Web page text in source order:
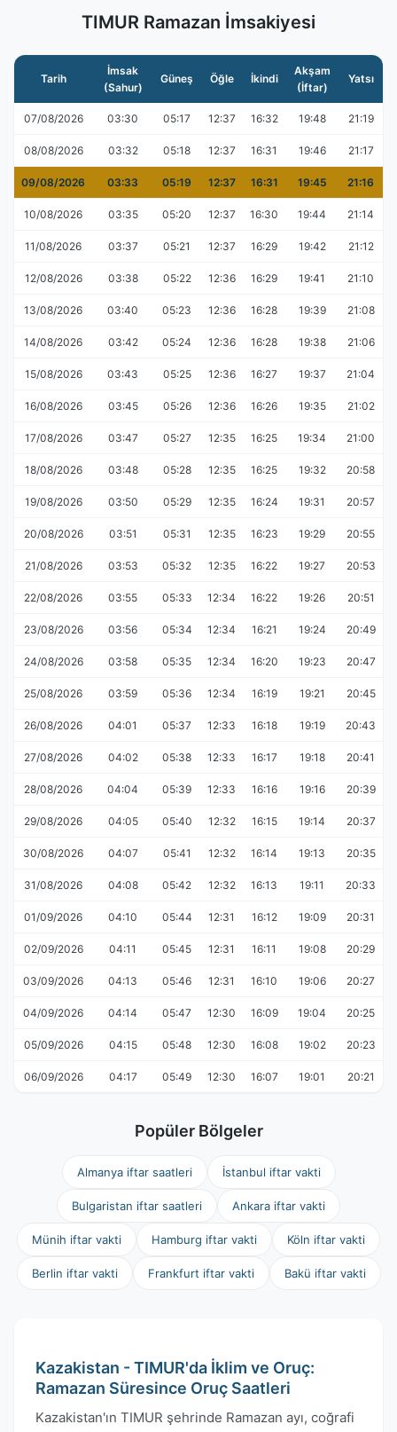
TIMUR Ramazan İmsakiyesi
Tarih
İmsak
(Sahur)
Güneş Öğle İkindi
Akşam
(İftar)
Yatsı
07/08/2026 03:30 05:17 12:37 16:32 19:48 21:19
08/08/2026 03:32 05:18 12:37 16:31 19:46 21:17
09/08/2026 03:33 05:19 12:37 16:31 19:45 21:16
10/08/2026 03:35 05:20 12:37 16:30 19:44 21:14
11/08/2026 03:37 05:21 12:37 16:29 19:42 21:12
12/08/2026 03:38 05:22 12:36 16:29 19:41 21:10
13/08/2026 03:40 05:23 12:36 16:28 19:39 21:08
14/08/2026 03:42 05:24 12:36 16:28 19:38 21:06
15/08/2026 03:43 05:25 12:36 16:27 19:37 21:04
16/08/2026 03:45 05:26 12:36 16:26 19:35 21:02
17/08/2026 03:47 05:27 12:35 16:25 19:34 21:00
18/08/2026 03:48 05:28 12:35 16:25 19:32 20:58
19/08/2026 03:50 05:29 12:35 16:24 19:31 20:57
20/08/2026 03:51 05:31 12:35 16:23 19:29 20:55
21/08/2026 03:53 05:32 12:35 16:22 19:27 20:53
22/08/2026 03:55 05:33 12:34 16:22 19:26 20:51
23/08/2026 03:56 05:34 12:34 16:21 19:24 20:49
24/08/2026 03:58 05:35 12:34 16:20 19:23 20:47
25/08/2026 03:59 05:36 12:34 16:19 19:21 20:45
26/08/2026 04:01 05:37 12:33 16:18 19:19 20:43
27/08/2026 04:02 05:38 12:33 16:17 19:18 20:41
28/08/2026 04:04 05:39 12:33 16:16 19:16 20:39
29/08/2026 04:05 05:40 12:32 16:15 19:14 20:37
30/08/2026 04:07 05:41 12:32 16:14 19:13 20:35
31/08/2026 04:08 05:42 12:32 16:13 19:11 20:33
01/09/2026 04:10 05:44 12:31 16:12 19:09 20:31
02/09/2026 04:11 05:45 12:31 16:11 19:08 20:29
03/09/2026 04:13 05:46 12:31 16:10 19:06 20:27
04/09/2026 04:14 05:47 12:30 16:09 19:04 20:25
05/09/2026 04:15 05:48 12:30 16:08 19:02 20:23
06/09/2026 04:17 05:49 12:30 16:07 19:01 20:21
Popüler Bölgeler
Almanya iftar saatleri İstanbul iftar vakti
Bulgaristan iftar saatleri Ankara iftar vakti
Münih iftar vakti Hamburg iftar vakti Köln iftar vakti
Berlin iftar vakti Frankfurt iftar vakti Bakü iftar vakti
Kazakistan - TIMUR'da İklim ve Oruç:
Ramazan Süresince Oruç Saatleri
Kazakistan'ın TIMUR şehrinde Ramazan ayı, coğrafi